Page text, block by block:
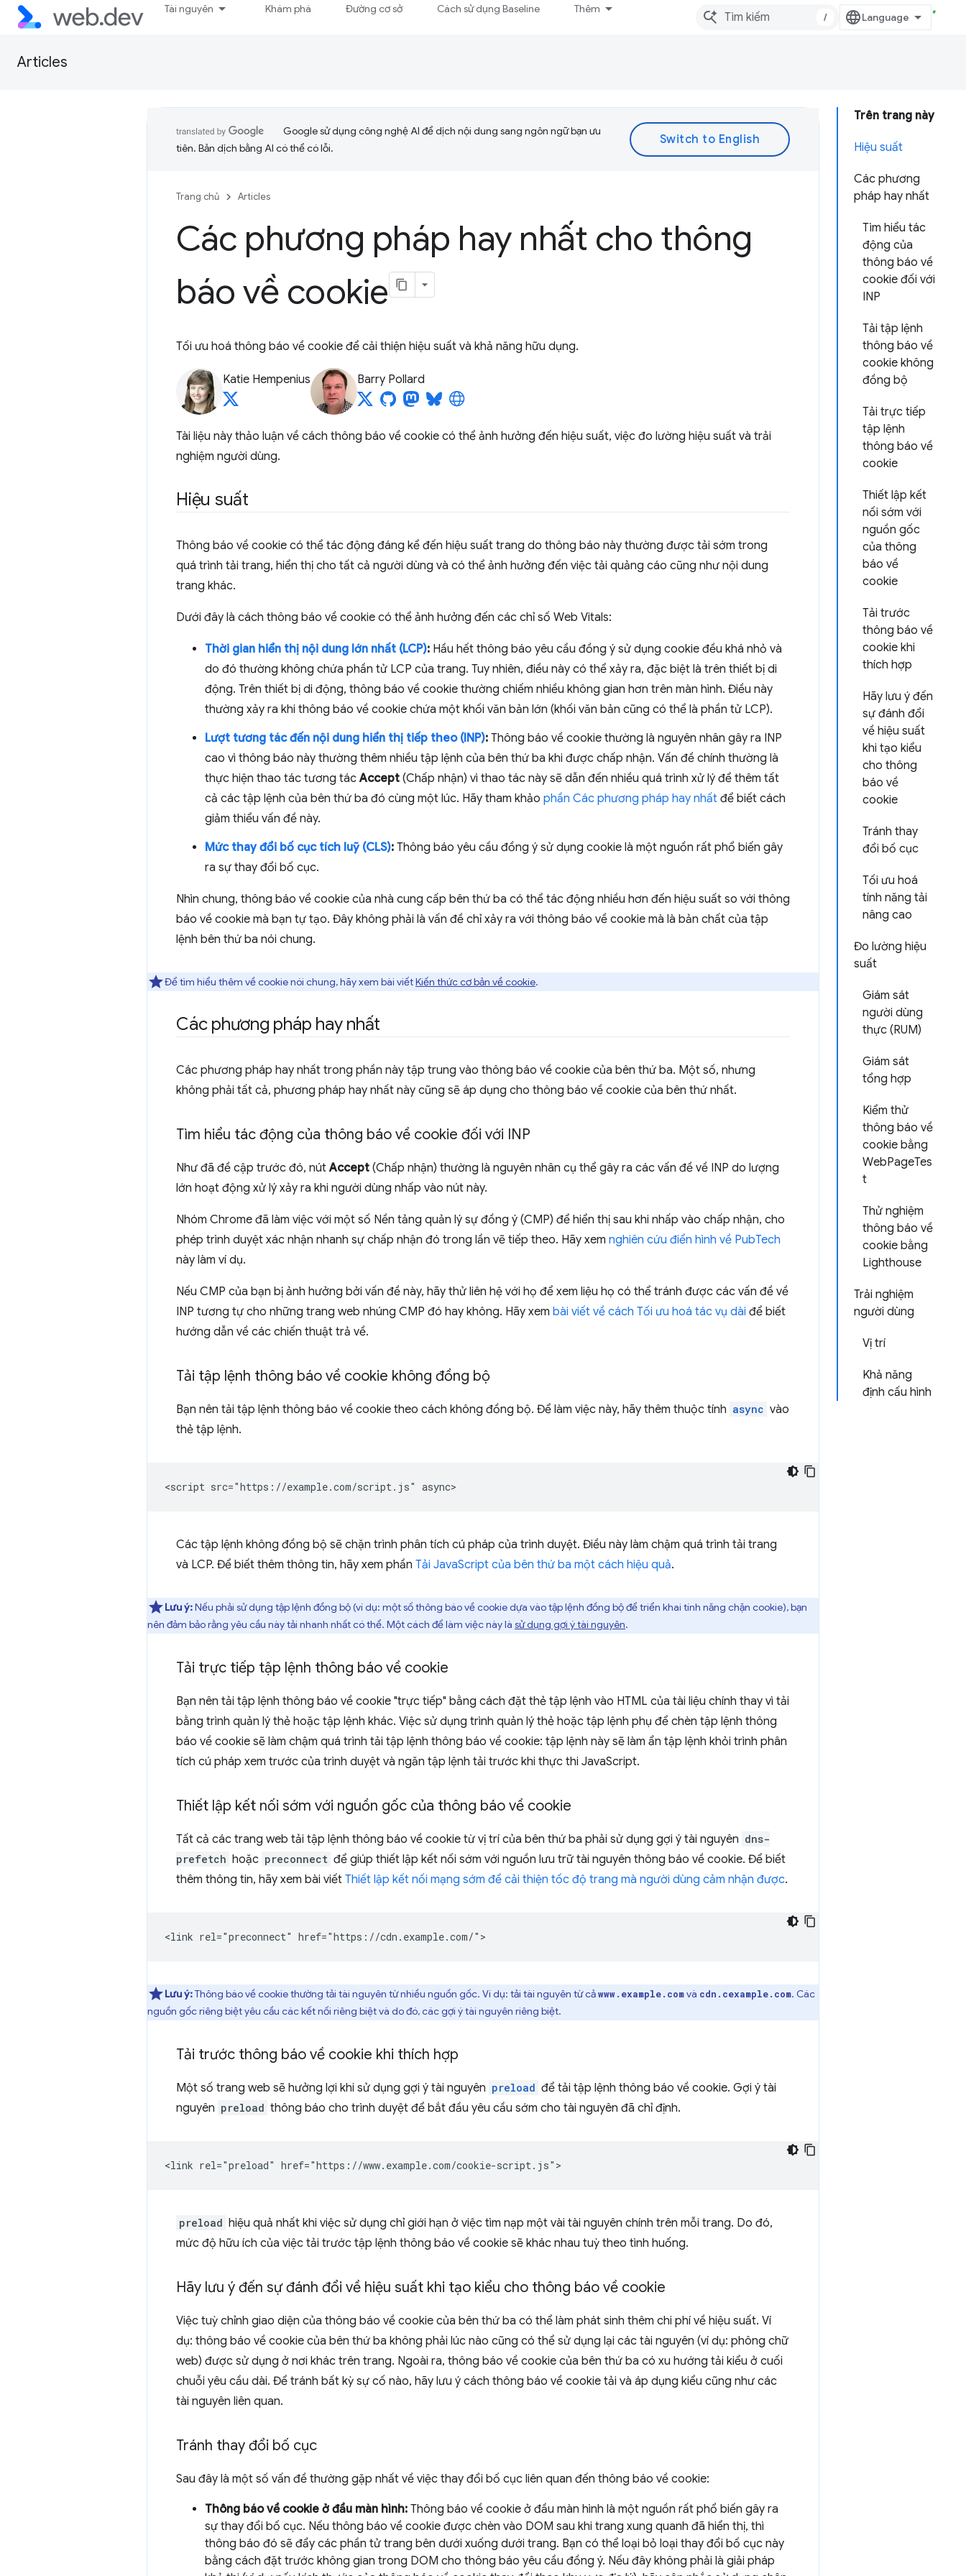
Tài nguyên Khám phá Đường cơ sở Cách sử dụng Baseline Thêm
/
Articles
Trên trang này
Hiệu suất
Các phương
pháp hay nhất
Tìm hiểu tác
động của
thông báo về
cookie đối với
INP
Tải tập lệnh
thông báo về
cookie không
đồng bộ
Tải trực tiếp
tập lệnh
thông báo về
cookie
Thiết lập kết
nối sớm với
nguồn gốc
của thông
báo về
cookie
Tải trước
thông báo về
cookie khi
thích hợp
Hãy lưu ý đến
sự đánh đổi
về hiệu suất
khi tạo kiểu
cho thông
báo về
cookie
Tránh thay
đổi bố cục
Tối ưu hoá
tính năng tải
nâng cao
Đo lường hiệu
suất
Giám sát
người dùng
thực (RUM)
Giám sát
tổng hợp
Kiểm thử
thông báo về
cookie bằng
WebPageTes
t
Thử nghiệm
thông báo về
cookie bằng
Lighthouse
Trải nghiệm
người dùng
Vị trí
Khả năng
định cấu hình
Google sử dụng công nghệ AI để dịch nội dung sang ngôn ngữ bạn ưu
tiên. Bản dịch bằng AI có thể có lỗi.
Trang chủ Articles
Các phương pháp hay nhất cho thông
báo về cookie
Tối ưu hoá thông báo về cookie để cải thiện hiệu suất và khả năng hữu dụng.
Katie Hempenius Barry Pollard
Tài liệu này thảo luận về cách thông báo về cookie có thể ảnh hưởng đến hiệu suất, việc đo lường hiệu suất và trải
nghiệm người dùng.
Hiệu suất
Thông báo về cookie có thể tác động đáng kể đến hiệu suất trang do thông báo này thường được tải sớm trong
quá trình tải trang, hiển thị cho tất cả người dùng và có thể ảnh hưởng đến việc tải quảng cáo cũng như nội dung
trang khác.
Dưới đây là cách thông báo về cookie có thể ảnh hưởng đến các chỉ số Web Vitals:
Thời gian hiển thị nội dung lớn nhất (LCP): Hầu hết thông báo yêu cầu đồng ý sử dụng cookie đều khá nhỏ và
do đó thường không chứa phần tử LCP của trang. Tuy nhiên, điều này có thể xảy ra, đặc biệt là trên thiết bị di
động. Trên thiết bị di động, thông báo về cookie thường chiếm nhiều không gian hơn trên màn hình. Điều này
thường xảy ra khi thông báo về cookie chứa một khối văn bản lớn (khối văn bản cũng có thể là phần tử LCP).
Lượt tương tác đến nội dung hiển thị tiếp theo (INP): Thông báo về cookie thường là nguyên nhân gây ra INP
cao vì thông báo này thường thêm nhiều tập lệnh của bên thứ ba khi được chấp nhận. Vấn đề chính thường là
thực hiện thao tác tương tácAccept (Chấp nhận) vì thao tác này sẽ dẫn đến nhiều quá trình xử lý để thêm tất
cả các tập lệnh của bên thứ ba đó cùng một lúc. Hãy tham khảo phần Các phương pháp hay nhất để biết cách
giảm thiểu vấn đề này.
Mức thay đổi bố cục tích luỹ (CLS): Thông báo yêu cầu đồng ý sử dụng cookie là một nguồn rất phổ biến gây
ra sự thay đổi bố cục.
Nhìn chung, thông báo về cookie của nhà cung cấp bên thứ ba có thể tác động nhiều hơn đến hiệu suất so với thông
báo về cookie mà bạn tự tạo. Đây không phải là vấn đề chỉ xảy ra với thông báo về cookie mà là bản chất của tập
lệnh bên thứ ba nói chung.
Để tìm hiểu thêm về cookie nói chung, hãy xem bài viếtKiến thức cơ bản về cookie.
Các phương pháp hay nhất
Các phương pháp hay nhất trong phần này tập trung vào thông báo về cookie của bên thứ ba. Một số, nhưng
không phải tất cả, phương pháp hay nhất này cũng sẽ áp dụng cho thông báo về cookie của bên thứ nhất.
Tìm hiểu tác động của thông báo về cookie đối với INP
Như đã đề cập trước đó, nútAccept (Chấp nhận) thường là nguyên nhân cụ thể gây ra các vấn đề về INP do lượng
lớn hoạt động xử lý xảy ra khi người dùng nhấp vào nút này.
Nhóm Chrome đã làm việc với một số Nền tảng quản lý sự đồng ý (CMP) để hiển thị sau khi nhấp vào chấp nhận, cho
phép trình duyệt xác nhận nhanh sự chấp nhận đó trong lần vẽ tiếp theo. Hãy xem nghiên cứu điển hình về PubTech
này làm ví dụ.
Nếu CMP của bạn bị ảnh hưởng bởi vấn đề này, hãy thử liên hệ với họ để xem liệu họ có thể tránh được các vấn đề về
INP tương tự cho những trang web nhúng CMP đó hay không. Hãy xem bài viết về cách Tối ưu hoá tác vụ dài để biết
hướng dẫn về các chiến thuật trả về.
Tải tập lệnh thông báo về cookie không đồng bộ
Bạn nên tải tập lệnh thông báo về cookie theo cách không đồng bộ. Để làm việc này, hãy thêm thuộc tính async vào
thẻ tập lệnh.
Các tập lệnh không đồng bộ sẽ chặn trình phân tích cú pháp của trình duyệt. Điều này làm chậm quá trình tải trang
và LCP. Để biết thêm thông tin, hãy xem phần Tải JavaScript của bên thứ ba một cách hiệu quả.
Lưu ý:Nếu phải sử dụng tập lệnh đồng bộ (ví dụ: một số thông báo về cookie dựa vào tập lệnh đồng bộ để triển khai tính năng chặn cookie), bạn
nên đảm bảo rằng yêu cầu này tải nhanh nhất có thể. Một cách để làm việc này là sử dụng gợi ý tài nguyên.
Tải trực tiếp tập lệnh thông báo về cookie
Bạn nên tải tập lệnh thông báo về cookie "trực tiếp" bằng cách đặt thẻ tập lệnh vào HTML của tài liệu chính thay vì tải
bằng trình quản lý thẻ hoặc tập lệnh khác. Việc sử dụng trình quản lý thẻ hoặc tập lệnh phụ để chèn tập lệnh thông
báo về cookie sẽ làm chậm quá trình tải tập lệnh thông báo về cookie: tập lệnh này sẽ làm ẩn tập lệnh khỏi trình phân
tích cú pháp xem trước của trình duyệt và ngăn tập lệnh tải trước khi thực thi JavaScript.
Thiết lập kết nối sớm với nguồn gốc của thông báo về cookie
Tất cả các trang web tải tập lệnh thông báo về cookie từ vị trí của bên thứ ba phải sử dụng gợi ý tài nguyên dns-
prefetch hoặc preconnect để giúp thiết lập kết nối sớm với nguồn lưu trữ tài nguyên thông báo về cookie. Để biết
thêm thông tin, hãy xem bài viết Thiết lập kết nối mạng sớm để cải thiện tốc độ trang mà người dùng cảm nhận được.
Lưu ý:Thông báo về cookie thường tải tài nguyên từ nhiều nguồn gốc. Ví dụ: tải tài nguyên từ cảwww.example.comvà cdn.cexample.com. Các
nguồn gốc riêng biệt yêu cầu các kết nối riêng biệt và do đó, các gợi ý tài nguyên riêng biệt.
Tải trước thông báo về cookie khi thích hợp
Một số trang web sẽ hưởng lợi khi sử dụng gợi ý tài nguyên preload để tải tập lệnh thông báo về cookie. Gợi ý tài
nguyên preload thông báo cho trình duyệt để bắt đầu yêu cầu sớm cho tài nguyên đã chỉ định.
preload hiệu quả nhất khi việc sử dụng chỉ giới hạn ở việc tìm nạp một vài tài nguyên chính trên mỗi trang. Do đó,
mức độ hữu ích của việc tải trước tập lệnh thông báo về cookie sẽ khác nhau tuỳ theo tình huống.
Hãy lưu ý đến sự đánh đổi về hiệu suất khi tạo kiểu cho thông báo về cookie
Việc tuỳ chỉnh giao diện của thông báo về cookie của bên thứ ba có thể làm phát sinh thêm chi phí về hiệu suất. Ví
dụ: thông báo về cookie của bên thứ ba không phải lúc nào cũng có thể sử dụng lại các tài nguyên (ví dụ: phông chữ
web) được sử dụng ở nơi khác trên trang. Ngoài ra, thông báo về cookie của bên thứ ba có xu hướng tải kiểu ở cuối
chuỗi yêu cầu dài. Để tránh bất kỳ sự cố nào, hãy lưu ý cách thông báo về cookie tải và áp dụng kiểu cũng như các
tài nguyên liên quan.
Tránh thay đổi bố cục
Sau đây là một số vấn đề thường gặp nhất về việc thay đổi bố cục liên quan đến thông báo về cookie:
Thông báo về cookie ở đầu màn hình: Thông báo về cookie ở đầu màn hình là một nguồn rất phổ biến gây ra
sự thay đổi bố cục. Nếu thông báo về cookie được chèn vào DOM sau khi trang xung quanh đã hiển thị, thì
thông báo đó sẽ đẩy các phần tử trang bên dưới xuống dưới trang. Bạn có thể loại bỏ loại thay đổi bố cục này
bằng cách đặt trước không gian trong DOM cho thông báo yêu cầu đồng ý. Nếu đây không phải là giải pháp